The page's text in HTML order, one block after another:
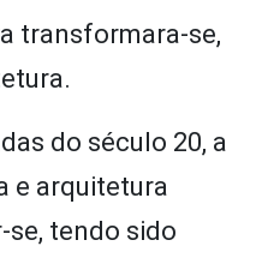
transformara-se,
do século 20, a
e arquitetura
tendo sido